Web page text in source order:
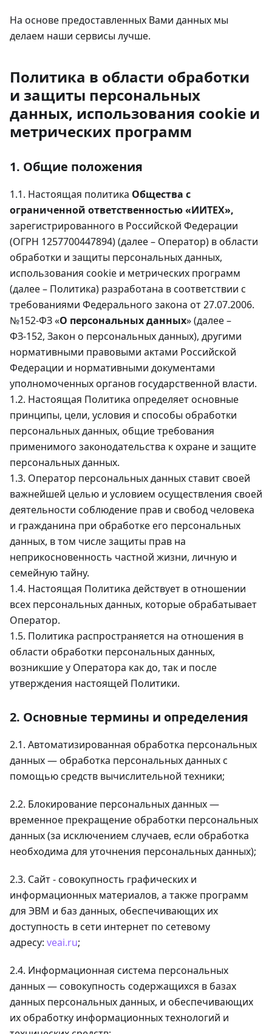
На основе предоставленных Вами данных мы
делаем наши сервисы лучше.
Политика в области обработки
и защиты персональных
данных, использования cookie и
метрических программ
1. Общие положения
1.1. Настоящая политика Общества с
ограниченной ответственностью «ИИТЕХ»,
зарегистрированного в Российской Федерации
(ОГРН 1257700447894) (далее – Оператор) в области
обработки и защиты персональных данных,
использования cookie и метрических программ
(далее – Политика) разработана в соответствии с
требованиями Федерального закона от 27.07.2006.
№152-ФЗ «О персональных данных» (далее –
ФЗ-152, Закон о персональных данных), другими
нормативными правовыми актами Российской
Федерации и нормативными документами
уполномоченных органов государственной власти.
1.2. Настоящая Политика определяет основные
принципы, цели, условия и способы обработки
персональных данных, общие требования
применимого законодательства к охране и защите
персональных данных.
1.3. Оператор персональных данных ставит своей
важнейшей целью и условием осуществления своей
деятельности соблюдение прав и свобод человека
и гражданина при обработке его персональных
данных, в том числе защиты прав на
неприкосновенность частной жизни, личную и
семейную тайну.
1.4. Настоящая Политика действует в отношении
всех персональных данных, которые обрабатывает
Оператор.
1.5. Политика распространяется на отношения в
области обработки персональных данных,
возникшие у Оператора как до, так и после
утверждения настоящей Политики.
2. Основные термины и определения
2.1. Автоматизированная обработка персональных
данных — обработка персональных данных с
помощью средств вычислительной техники;
2.2. Блокирование персональных данных —
временное прекращение обработки персональных
данных (за исключением случаев, если обработка
необходима для уточнения персональных данных);
2.3. Сайт - совокупность графических и
информационных материалов, а также программ
для ЭВМ и баз данных, обеспечивающих их
доступность в сети интернет по сетевому
адресу: veai.ru;
2.4. Информационная система персональных
данных — совокупность содержащихся в базах
данных персональных данных, и обеспечивающих
их обработку информационных технологий и